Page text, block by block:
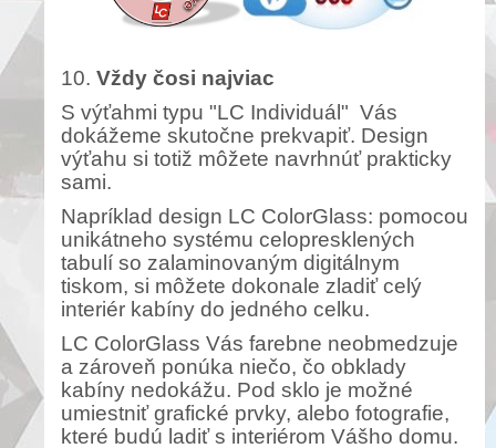
10. Vždy čosi najviac
S výťahmi typu "LC Individuál" Vás
dokážeme skutočne prekvapiť. Design
výťahu si totiž môžete navrhnúť prakticky
sami.
Napríklad design LC ColorGlass: pomocou
unikátneho systému celopresklených
tabulí so zalaminovaným digitálnym
tiskom, si môžete dokonale zladiť celý
interiér kabíny do jedného celku.
LC ColorGlass Vás farebne neobmedzuje
a zároveň ponúka niečo, čo obklady
kabíny nedokážu. Pod sklo je možné
umiestniť grafické prvky, alebo fotografie,
které budú ladiť s interiérom Vášho domu.